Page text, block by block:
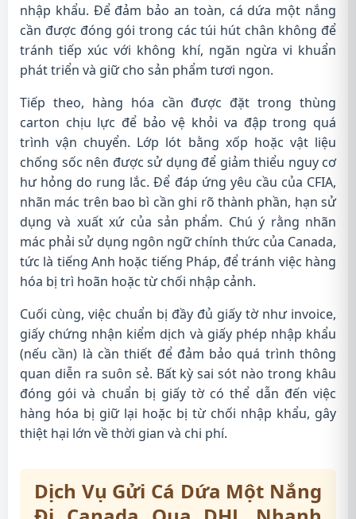
nhập khẩu. Để đảm bảo an toàn, cá dứa một nắng
cần được đóng gói trong các túi hút chân không để
tránh tiếp xúc với không khí, ngăn ngừa vi khuẩn
phát triển và giữ cho sản phẩm tươi ngon.
Tiếp theo, hàng hóa cần được đặt trong thùng
carton chịu lực để bảo vệ khỏi va đập trong quá
trình vận chuyển. Lớp lót bằng xốp hoặc vật liệu
chống sốc nên được sử dụng để giảm thiểu nguy cơ
hư hỏng do rung lắc. Để đáp ứng yêu cầu của CFIA,
nhãn mác trên bao bì cần ghi rõ thành phần, hạn sử
dụng và xuất xứ của sản phẩm. Chú ý rằng nhãn
mác phải sử dụng ngôn ngữ chính thức của Canada,
tức là tiếng Anh hoặc tiếng Pháp, để tránh việc hàng
hóa bị trì hoãn hoặc từ chối nhập cảnh.
Cuối cùng, việc chuẩn bị đầy đủ giấy tờ như invoice,
giấy chứng nhận kiểm dịch và giấy phép nhập khẩu
(nếu cần) là cần thiết để đảm bảo quá trình thông
quan diễn ra suôn sẻ. Bất kỳ sai sót nào trong khâu
đóng gói và chuẩn bị giấy tờ có thể dẫn đến việc
hàng hóa bị giữ lại hoặc bị từ chối nhập khẩu, gây
thiệt hại lớn về thời gian và chi phí.
Dịch Vụ Gửi Cá Dứa Một Nắng